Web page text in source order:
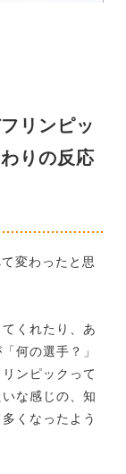
リンピッ
りの反応
変わったと思
くれたり、あ
何の選手？」
ンピックって
な感じの、知
くなったよう